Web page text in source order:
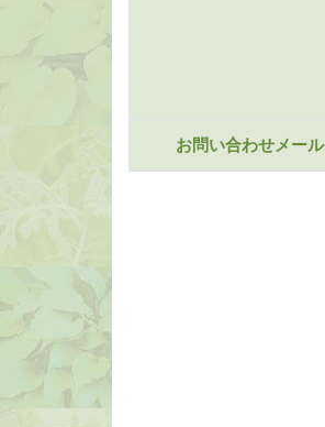
お問い合わせメール